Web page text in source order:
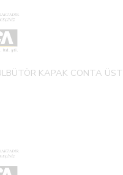
KAPAK CONTA ÜST